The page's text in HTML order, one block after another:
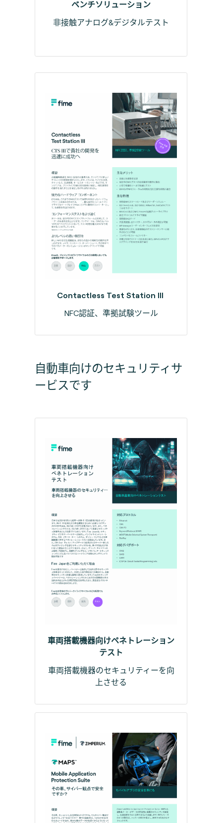
ベンチソリューション
非接触アナログ&デジタルテスト
Contactless Test Station III
NFC認証、準拠試験ツール
自動車向けのセキュリティサ
ービスです
車両搭載機器向けペネトレーション
テスト
車両搭載機器のセキュリティーを向
上させる